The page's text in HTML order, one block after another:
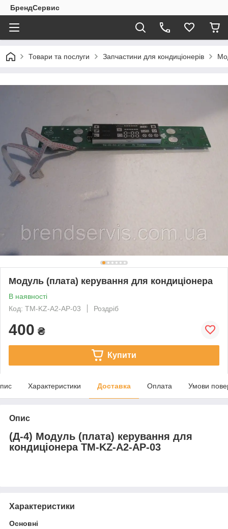
БрендСервис
Товари та послуги Запчастини для кондиціонерів
Модуль (плата) керування для кондиціонера
В наявності
Код: TM-KZ-A2-AP-03
Роздріб
400 ₴
Купити
Характеристики Доставка Оплата Умови
Опис
(Д-4) Модуль (плата) керування для
кондиціонера TM-KZ-A2-AP-03
Характеристики
Основні